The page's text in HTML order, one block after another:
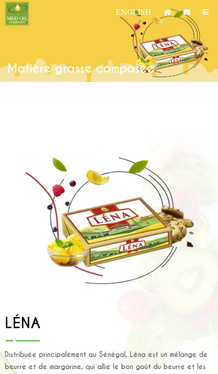
ENGLISH
LÉNA
Distribuée principalement au Sénégal, Léna est un mélange de
beurre et de margarine, qui allie le bon goût du beurre et les